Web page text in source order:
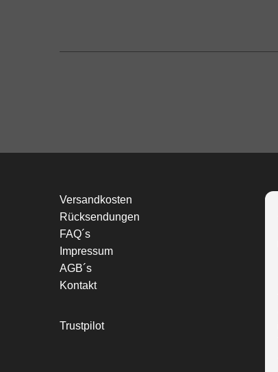
Versandkosten
Rücksendungen
FAQ´s
Impressum
AGB´s
Kontakt
Trustpilot